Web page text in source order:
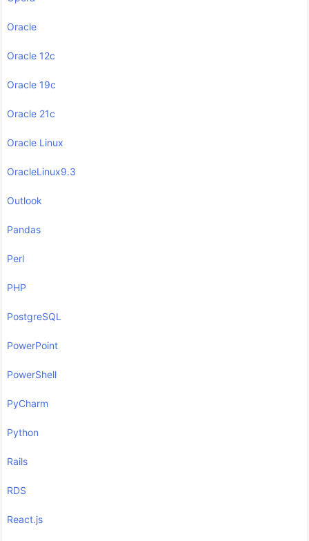
Oracle
Oracle 12c
Oracle 19c
Oracle 21c
Oracle Linux
OracleLinux9.3
Outlook
Pandas
Perl
PHP
PostgreSQL
PowerPoint
PowerShell
PyCharm
Python
Rails
RDS
React.js